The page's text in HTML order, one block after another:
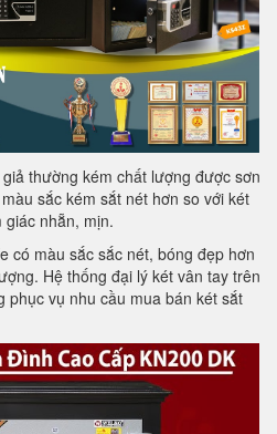
giả thường kém chất lượng được sơn
sắc kém sắt nét hơn so với két
giác nhẵn, mịn.
có màu sắc sắc nét, bóng đẹp hơn
Hệ thống đại lý két vân tay trên
phục vụ nhu cầu mua bán két sắt